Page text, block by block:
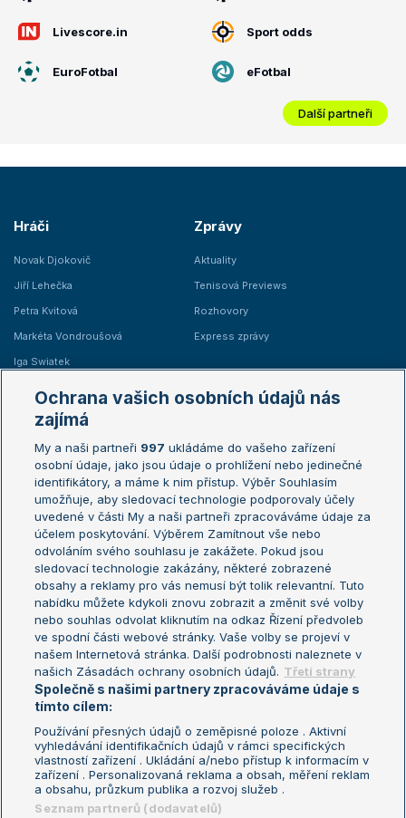
Livescore.in Sport odds
EuroFotbal eFotbal
Další partneři
Hráči
Novak Djokovič
Jiří Lehečka
Petra Kvitová
Markéta Vondroušová
Iga Swiatek
Zprávy
Aktuality
Tenisová Previews
Rozhovory
Express zprávy
Žebříčky
Žebříček ATP (muži)
Žebříček WTA (ženy)
Sázkařský žebříček
Australian Open
French Open
Wimbledon
US Open
Turnaj mistrů
Turnaj mistryň
Aktualní trendy
Fotbalové přestupy
Livesport Daily
LS Prague Open
Podmínky užití
Nastavení soukromí
GDPR a žurnalistika
Reklama
Kontakt
Informace o zpracování osobních
údajů
Ochrana vašich osobních údajů nás
zajímá
My a naši partneři 997 ukládáme do vašeho zařízení
osobní údaje, jako jsou údaje o prohlížení nebo jedinečné
identifikátory, a máme k nim přístup. Výběr Souhlasím
umožňuje, aby sledovací technologie podporovaly účely
uvedené v části My a naši partneři zpracováváme údaje za
účelem poskytování. Výběrem Zamítnout vše nebo
odvoláním svého souhlasu je zakážete. Pokud jsou
sledovací technologie zakázány, některé zobrazené
obsahy a reklamy pro vás nemusí být tolik relevantní. Tuto
nabídku můžete kdykoli znovu zobrazit a změnit své volby
nebo souhlas odvolat kliknutím na odkaz Řízení předvoleb
ve spodní části webové stránky. Vaše volby se projeví v
našem Internetová stránka. Další podrobnosti naleznete v
našich Zásadách ochrany osobních údajů. Třetí strany
Společně s našimi partnery zpracováváme údaje s
tímto cílem:
Používání přesných údajů o zeměpisné poloze . Aktivní
vyhledávání identifikačních údajů v rámci specifických
vlastností zařízení . Ukládání a/nebo přístup k informacím v
zařízení . Personalizovaná reklama a obsah, měření reklam
a obsahu, průzkum publika a rozvoj služeb .
Seznam partnerů (dodavatelů)